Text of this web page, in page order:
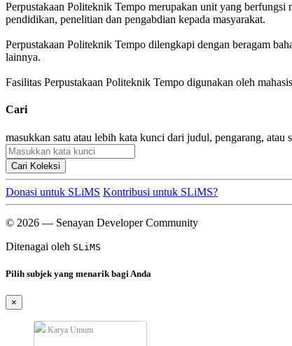
Perpustakaan Politeknik Tempo merupakan unit yang
pendidikan, penelitian dan pengabdian kepada masyarakat.
Perpustakaan Politeknik Tempo dilengkapi dengan beragam
lainnya.
Fasilitas Perpustakaan Politeknik Tempo digunakan oleh
Cari
masukkan satu atau lebih kata kunci dari judul, pengarang, atau
Cari Koleksi
Donasi untuk SLiMS Kontribusi untuk SLiMS?
© 2026 — Senayan Developer Community
Ditenagai oleh SLiMS
Pilih subjek yang menarik bagi Anda
×
Karya Umum